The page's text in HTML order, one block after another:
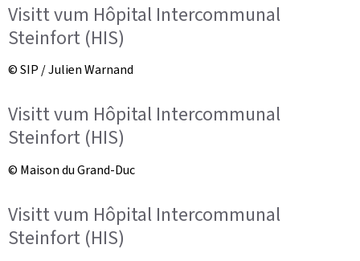
Visitt vum Hôpital Intercommunal
Steinfort (HIS)
© SIP / Julien Warnand
Visitt vum Hôpital Intercommunal
Steinfort (HIS)
© Maison du Grand-Duc
Visitt vum Hôpital Intercommunal
Steinfort (HIS)